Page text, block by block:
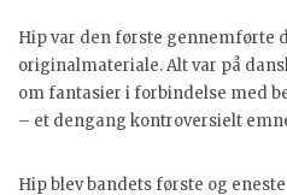
Hip var den første gennemførte
originalmateriale. Alt var på
om fantasier i forbindelse med
– et dengang kontroversielt
Hip blev bandets første og